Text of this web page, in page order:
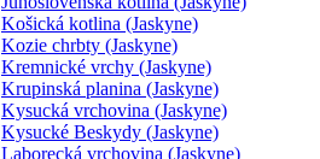
Košická kotlina (Jaskyne)
Kozie chrbty (Jaskyne)
Kremnické vrchy (Jaskyne)
Krupinská planina (Jaskyne)
Kysucká vrchovina (Jaskyne)
Kysucké Beskydy (Jaskyne)
Laborecká vrchovina (Jaskyne)